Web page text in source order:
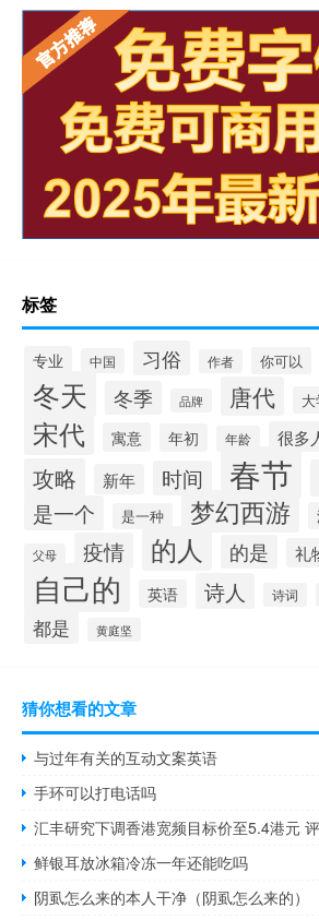
标签
专业 中国 习俗 作者 你可以
冬天 冬季 品牌 唐代
宋代 寓意 年初 年龄 很多
攻略 新年 时间 春节
是一个 是一种 梦幻西游
父母 疫情 的人 的是 礼
自己的 英语 诗人 诗词
都是 黄庭坚
猜你想看的文章
与过年有关的互动文案英语
手环可以打电话吗
汇丰研究下调香港宽频目标价至5.4港元
鲜银耳放冰箱冷冻一年还能吃吗
阴虱怎么来的本人干净（阴虱怎么来的）